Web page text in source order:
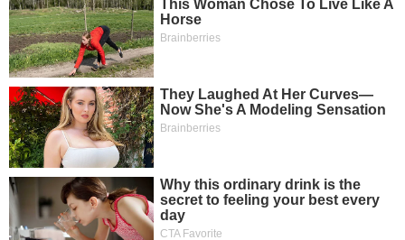
tài
chính
Dữ
liệu
tài
chính